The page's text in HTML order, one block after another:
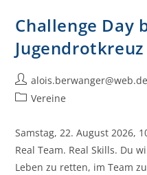
Challenge Day
alois.berwanger@web.de
Vereine
Samstag, 22. August 2026,
Real Team. Real Skills. Du
Leben zu retten, im Team